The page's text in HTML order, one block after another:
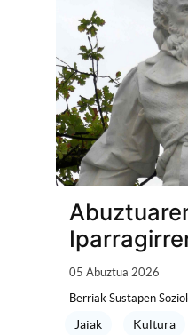
05 Abuztua 2026
Berriak Sustapen
Jaiak Kultura